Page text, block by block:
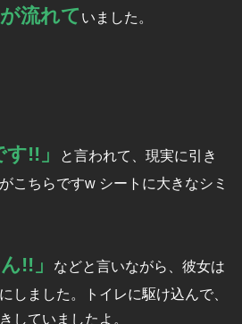
流れていました。
す!!」
と言われて、現実に引き
こちらですw シートに大きなシミ
!!」
などと言いながら、彼女は
しました。トイレに駆け込んで、
していましたよ。